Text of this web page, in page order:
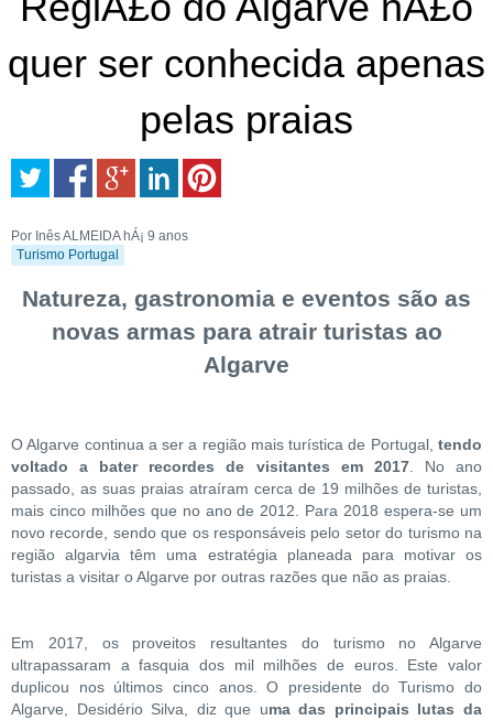
quer ser conhecida apenas
pelas praias
Por Inês ALMEIDA hÁ¡ 9 anos
Turismo Portugal
Natureza, gastronomia e eventos são as
novas armas para atrair turistas ao
Algarve
O Algarve continua a ser a região mais turística de Portugal, tendo
voltado a bater recordes de visitantes em 2017. No ano
passado, as suas praias atraíram cerca de 19 milhões de turistas,
mais cinco milhões que no ano de 2012. Para 2018 espera-se um
novo recorde, sendo que os responsáveis pelo setor do turismo na
região algarvia têm uma estratégia planeada para motivar os
turistas a visitar o Algarve por outras razões que não as praias.
Em 2017, os proveitos resultantes do turismo no Algarve
ultrapassaram a fasquia dos mil milhões de euros. Este valor
duplicou nos últimos cinco anos. O presidente do Turismo do
Algarve, Desidério Silva, diz que uma das principais lutas da